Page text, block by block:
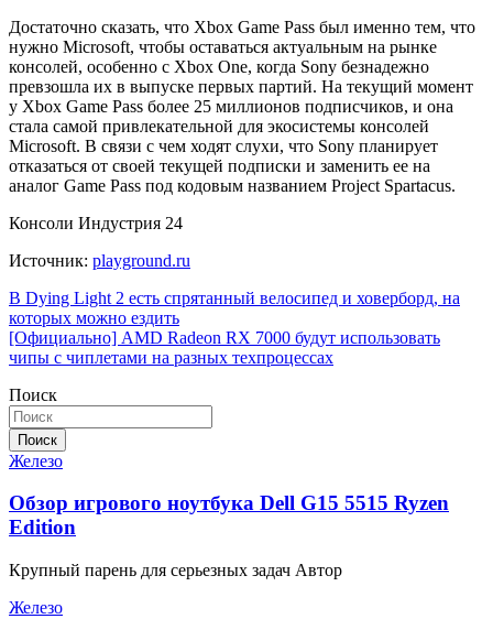
Достаточно сказать, что Xbox Game Pass был именно тем, что
нужно Microsoft, чтобы оставаться актуальным на рынке
консолей, особенно с Xbox One, когда Sony безнадежно
превзошла их в выпуске первых партий. На текущий момент
у Xbox Game Pass более 25 миллионов подписчиков, и она
стала самой привлекательной для экосистемы консолей
Microsoft. В связи с чем ходят слухи, что Sony планирует
отказаться от своей текущей подписки и заменить ее на
аналог Game Pass под кодовым названием Project Spartacus.
Консоли Индустрия 24
Источник: playground.ru
Навигация
по
записям
В Dying Light 2 есть спрятанный велосипед и ховерборд, на
которых можно ездить
[Официально] AMD Radeon RX 7000 будут использовать
чипы с чиплетами на разных техпроцессах
Поиск
Поиск
Железо
Обзор игрового ноутбука Dell G15 5515 Ryzen
Edition
Крупный парень для серьезных задач Автор
Железо